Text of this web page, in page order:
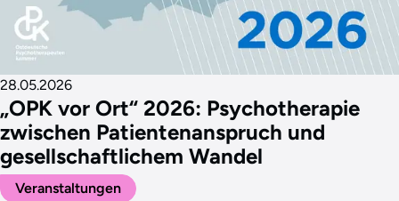
„OPK vor Ort“ 2026: Psychotherapie
zwischen Patientenanspruch und
gesellschaftlichem Wandel
28.05.2026
Veranstaltungen